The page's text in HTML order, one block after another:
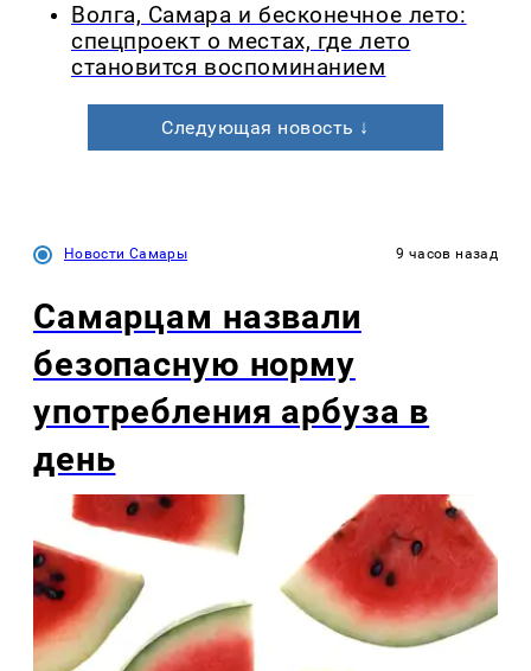
Волга, Самара и бесконечное лето:
спецпроект о местах, где лето
становится воспоминанием
Следующая новость ↓
Новости Самары 9 часов назад
Самарцам назвали
безопасную норму
употребления арбуза в
день